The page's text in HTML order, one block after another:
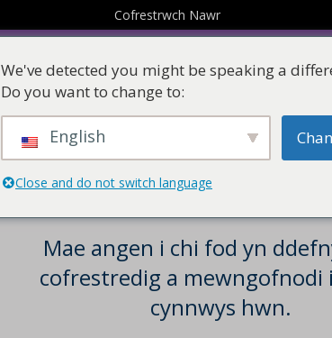
Cofrestrwch Nawr
Adnoddau
Mae angen i chi fod yn
cofrestredig a mewngofnodi
cynnwys hwn.
We've detected you might be speaking a
Do you want to change to:
English
Close and do not switch language